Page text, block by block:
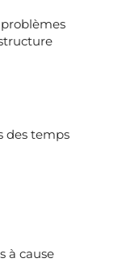
des temps
à cause